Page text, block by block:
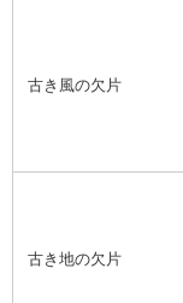
古き風の欠片
古き地の欠片